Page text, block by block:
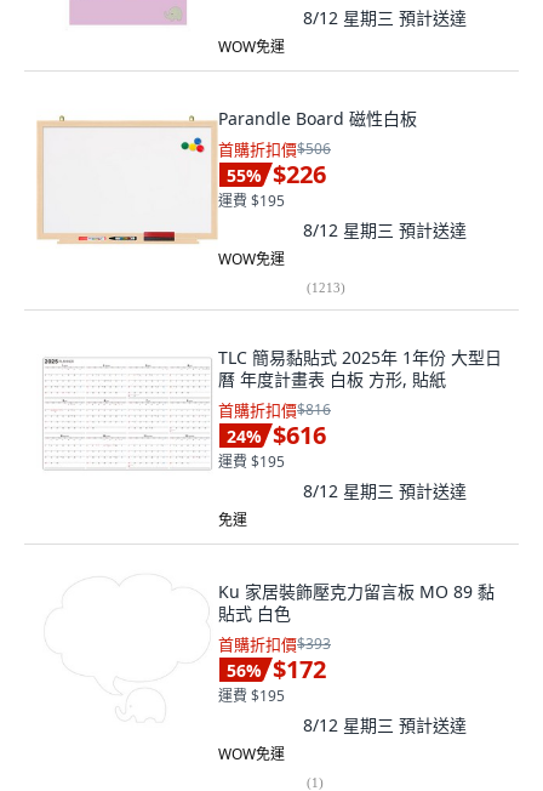
8/12 星期三 預計送達
WOW免運
Parandle Board 磁性白板
首購折扣價$506
55% $226
運費 $195
8/12 星期三 預計送達
WOW免運
(1213)
TLC 簡易黏貼式 2025年 1年份 大型日
曆 年度計畫表 白板 方形, 貼紙
首購折扣價$816
24% $616
運費 $195
8/12 星期三 預計送達
免運
Ku 家居裝飾壓克力留言板 MO 89 黏
貼式 白色
首購折扣價$393
56% $172
運費 $195
8/12 星期三 預計送達
WOW免運
(1)